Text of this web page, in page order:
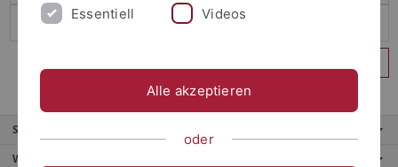
Service
Weitere Angebote
Essentiell Videos
Alle akzeptieren
oder